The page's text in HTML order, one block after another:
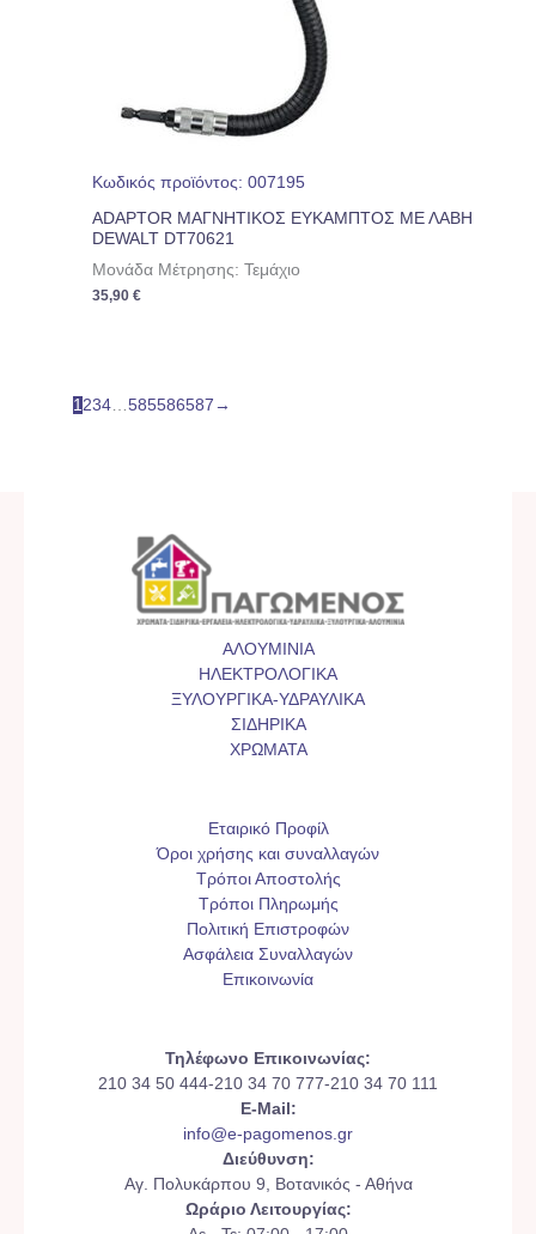
Κωδικός προϊόντος: 007195
ADAPTOR ΜΑΓΝΗΤΙΚΟΣ ΕΥΚΑΜΠΤΟΣ ΜΕ ΛΑΒΗ
DEWALT DT70621
Μονάδα Μέτρησης: Τεμάχιο
35,90€
1234…585586587 →
ΑΛΟΥΜΙΝΙΑ
ΗΛΕΚΤΡΟΛΟΓΙΚΑ
ΞΥΛΟΥΡΓΙΚΑ-ΥΔΡΑΥΛΙΚΑ
ΣΙΔΗΡΙΚΑ
ΧΡΩΜΑΤΑ
Εταιρικό Προφίλ
Όροι χρήσης και συναλλαγών
Τρόποι Αποστολής
Τρόποι Πληρωμής
Πολιτική Επιστροφών
Ασφάλεια Συναλλαγών
Επικοινωνία
Τηλέφωνο Επικοινωνίας:
210 34 50 444-210 34 70 777-210 34 70 111
E-Mail:
info@e-pagomenos.gr
Διεύθυνση:
Αγ. Πολυκάρπου 9, Βοτανικός - Αθήνα
Ωράριο Λειτουργίας: